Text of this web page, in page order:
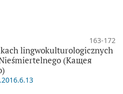
163-172
lingwokulturologicznych
(Кащея